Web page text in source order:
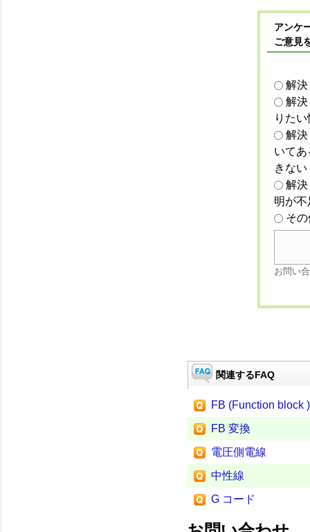
アンケ
ご意見
解
解
りた
解
いて
きない
解
明が
そ
お問い
関連するFAQ
FB (Function block )
FB 変換
電圧側電線
中性線
G コード